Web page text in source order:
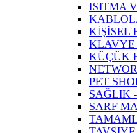
ISITMA
KİŞİSEL
KLAVYE
KÜÇÜK
PET
SAĞLIK
SARF